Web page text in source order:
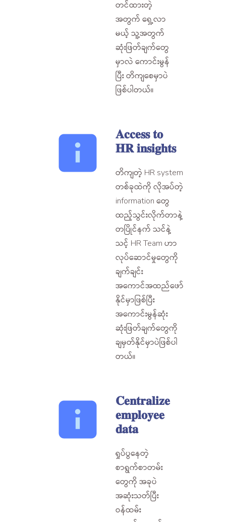
တင်ထားတဲ့
အတွက် ရှေ့လာ
မယ့် သူ့အတွက်
ဆုံးဖြတ်ချက်တွေ
မှာလဲ ကောင်းမွန်
ပြီး တိကျစေမှာပဲ
ဖြစ်ပါတယ်။
𝐀𝐜𝐜𝐞𝐬𝐬 𝐭𝐨
𝐇𝐑 𝐢𝐧𝐬𝐢𝐠𝐡𝐭𝐬
တိကျတဲ့ HR system
တစ်ခုထဲကို လိုအပ်တဲ့
information တွေ
ထည့်သွင်းလိုက်တာနဲ့
တပြိုင်နက် သင်နဲ့
သင့် HR Team ဟာ
လုပ်ဆောင်မှုတွေကို
ချက်ချင်း
အကောင်အထည်ဖော်
နိုင်မှာဖြစ်ပြီး
အကောင်းမွန်ဆုံး
ဆုံးဖြတ်ချက်တွေကို
ချမှတ်နိုင်မှာပဲဖြစ်ပါ
တယ်။
𝐂𝐞𝐧𝐭𝐫𝐚𝐥𝐢𝐳𝐞
𝐞𝐦𝐩𝐥𝐨𝐲𝐞𝐞
𝐝𝐚𝐭𝐚
ရှုပ်ပွနေတဲ့
စာရွက်စာတမ်း
တွေကို အခုပဲ
အဆုံးသတ်ပြီး
ဝန်ထမ်း